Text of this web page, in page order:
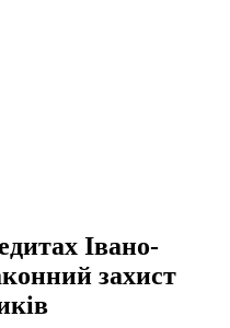
Івано-
захист